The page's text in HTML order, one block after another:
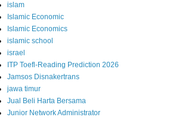
islam
Islamic Economic
Islamic Economics
islamic school
israel
ITP Toefl-Reading Prediction 2026
Jamsos Disnakertrans
jawa timur
Jual Beli Harta Bersama
Junior Network Administrator